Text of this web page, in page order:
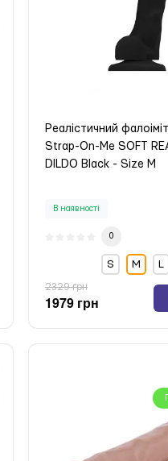
Реалістичний
Strap-On-Me SOFT
DILDO Black - Size M
В наявності
0
S М L
2329 грн
1979 грн